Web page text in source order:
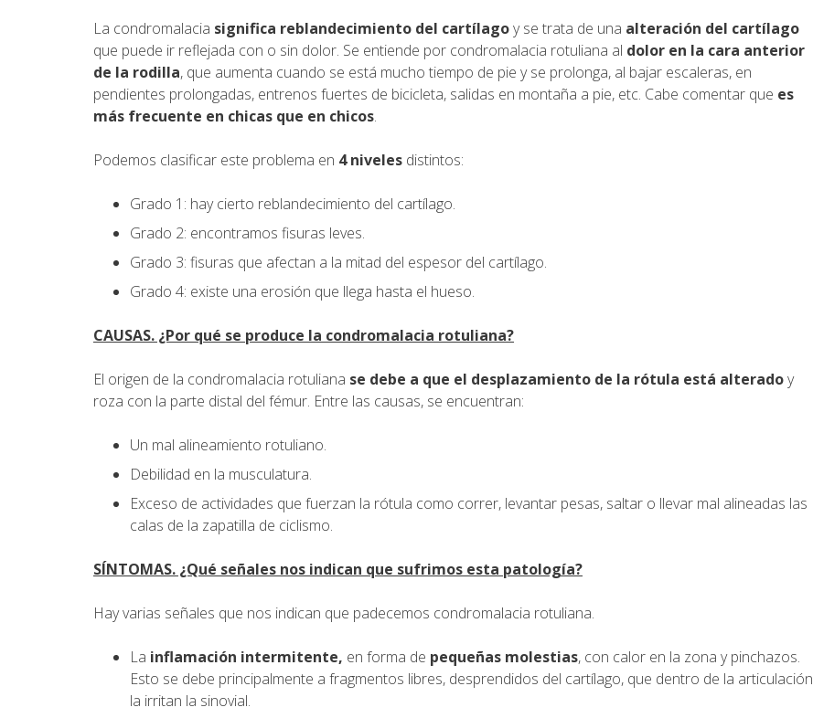
La condromalacia significa reblandecimiento del cartílagoy se trata de una alteración del cartílago
que puede ir reflejada con o sin dolor. Se entiende por condromalacia rotuliana al dolor en la cara anterior
de la rodilla, que aumenta cuando se está mucho tiempo de pie y se prolonga, al bajar escaleras, en
pendientes prolongadas, entrenos fuertes de bicicleta, salidas en montaña a pie, etc. Cabe comentar que es
más frecuente en chicas que en chicos.
Podemos clasificar este problema en 4 niveles distintos:
Grado 1: hay cierto reblandecimiento del cartílago.
Grado 2: encontramos fisuras leves.
Grado 3: fisuras que afectan a la mitad del espesor del cartílago.
Grado 4: existe una erosión que llega hasta el hueso.
CAUSAS. ¿Por qué se produce la condromalacia rotuliana?
El origen de la condromalacia rotuliana se debe a que el desplazamiento de la rótula está alteradoy
roza con la parte distal del fémur. Entre las causas, se encuentran:
Un mal alineamiento rotuliano.
Debilidad en la musculatura.
Exceso de actividades que fuerzan la rótula como correr, levantar pesas, saltar o llevar mal alineadas las
calas de la zapatilla de ciclismo.
SÍNTOMAS. ¿Qué señales nos indican que sufrimos esta patología?
Hay varias señales que nos indican que padecemos condromalacia rotuliana.
La inflamación intermitente, en forma de pequeñas molestias, con calor en la zona y pinchazos.
Esto se debe principalmente a fragmentos libres, desprendidos del cartílago, que dentro de la articulación
la irritan la sinovial.